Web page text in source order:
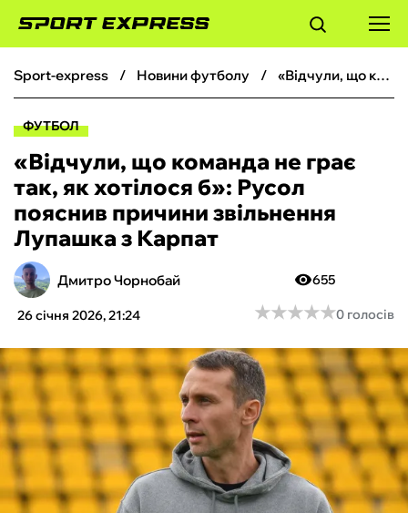
ФУТБОЛ
БОКС
ХОКЕЙ
ТЕНІС
КІБЕРСПОРТ
ЧС-2026
ФУТЗАЛ
ІНШІ
sport-express новини футболу «Відчули, що команда не грає так, як хотілося б»: Русол пояснив причини звільнення Лупашка з Карпат
ФУТБОЛ
«Відчули, що команда не грає
так, як хотілося б»: Русол
пояснив причини звільнення
Лупашка з Карпат
Дмитро Чорнобай
26 січня 2026, 21:24
655
★★★★★
★★★★★0 голосів